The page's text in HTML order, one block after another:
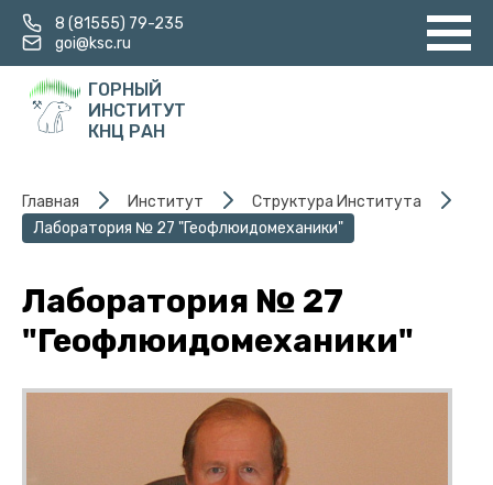
8 (81555) 79-235
goi@ksc.ru
ГОРНЫЙ
ИНСТИТУТ
КНЦ РАН
Главная Институт
Структура Института
Лаборатория № 27 "Геофлюидомеханики"
Лаборатория № 27
"Геофлюидомеханики"